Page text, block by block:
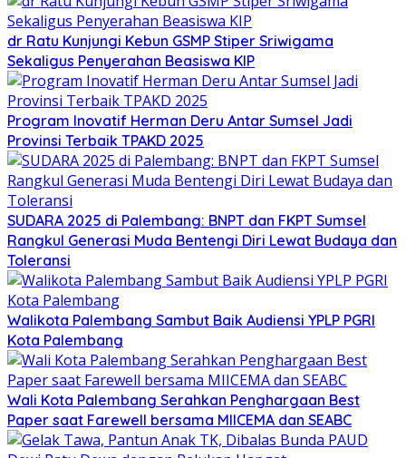
dr Ratu Kunjungi Kebun GSMP Stiper Sriwigama
Sekaligus Penyerahan Beasiswa KIP
Program Inovatif Herman Deru Antar Sumsel Jadi
Provinsi Terbaik TPAKD 2025
SUDARA 2025 di Palembang: BNPT dan FKPT Sumsel
Rangkul Generasi Muda Bentengi Diri Lewat Budaya dan
Toleransi
Walikota Palembang Sambut Baik Audiensi YPLP PGRI
Kota Palembang
Wali Kota Palembang Serahkan Penghargaan Best
Paper saat Farewell bersama MIICEMA dan SEABC